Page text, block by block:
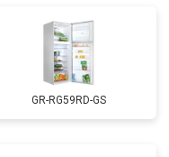
GR-RG59RD-GS